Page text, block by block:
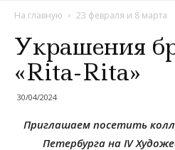
На главную 23 февраля и 8 марта
Украшения
«Rita-Rita»
30/04/2024
Приглашаем посетить
Петербурга на IV